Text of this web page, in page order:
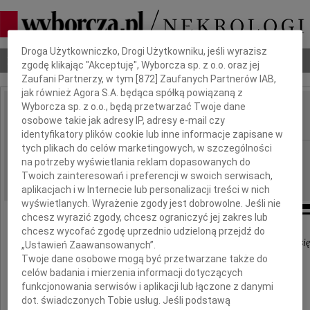
Nekrologi Odeszli Poradnik pogrzebowy
IMIĘ I NAZWISKO: Tomasz Sodolski
REGION: Lublin
DATA EMISJI: 03.09.2018
Umarłych wieczność dotąd trwa, dokąd pamięcią im
Wisława Szymborska
Wyrazy najszczerszego współczucia
Dbamy o Twoją prywatność
Droga Użytkowniczko, Drogi Użytkowniku, jeśli wyrazisz
zgodę klikając "Akceptuję", Wyborcza sp. z o.o. oraz jej
Zaufani Partnerzy, w tym [872 ] Zaufanych Partnerów IAB,
jak również Agora S.A. będąca spółką powiązaną z
Wyborcza sp. z o.o., będą przetwarzać Twoje dane
osobowe takie jak adresy IP, adresy e-mail czy
identyfikatory plików cookie lub inne informacje zapisane w
tych plikach do celów marketingowych, w szczególności
na potrzeby wyświetlania reklam dopasowanych do
Twoich zainteresowań i preferencji w swoich serwisach,
aplikacjach i w Internecie lub personalizacji treści w nich
wyświetlanych. Wyrażenie zgody jest dobrowolne. Jeśli nie
chcesz wyrazić zgody, chcesz ograniczyć jej zakres lub
chcesz wycofać zgodę uprzednio udzieloną przejdź do
„Ustawień Zaawansowanych”.
Twoje dane osobowe mogą być przetwarzane także do
celów badania i mierzenia informacji dotyczących
funkcjonowania serwisów i aplikacji lub łączone z danymi
dot. świadczonych Tobie usług. Jeśli podstawą